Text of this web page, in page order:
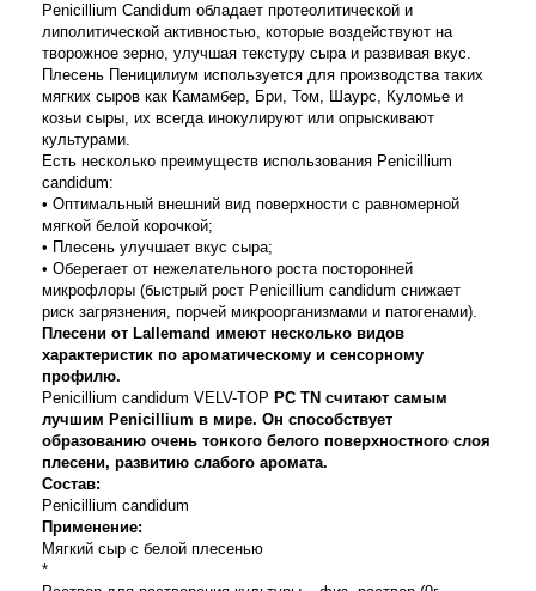
Penicillium Candidum обладает протеолитической и
липолитической активностью, которые воздействуют на
творожное зерно, улучшая текстуру сыра и развивая вкус.
Плесень Пеницилиум используется для производства таких
мягких сыров как Камамбер, Бри, Том, Шаурс, Куломье и
козьи сыры, их всегда инокулируют или опрыскивают
культурами.
Есть несколько преимуществ использования Penicillium
candidum:
• Оптимальный внешний вид поверхности с равномерной
мягкой белой корочкой;
• Плесень улучшает вкус сыра;
• Оберегает от нежелательного роста посторонней
микрофлоры (быстрый рост Penicillium candidum снижает
риск загрязнения, порчей микроорганизмами и патогенами).
Плесени от Lallemand имеют несколько видов
характеристик по ароматическому и сенсорному
профилю.
Penicillium candidum VELV-TOP PC TN считают самым
лучшим Penicillium в мире. Он способствует
образованию очень тонкого белого поверхностного слоя
плесени, развитию слабого аромата.
Состав:
Penicillium candidum
Применение:
Мягкий сыр с белой плесенью
*